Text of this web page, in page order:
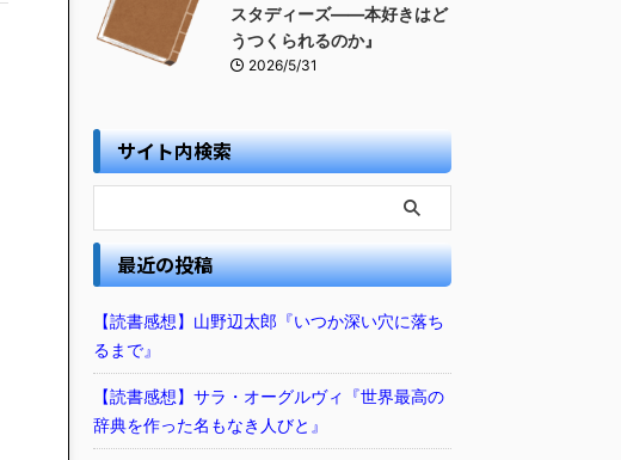
スタディーズ――本好きはど
うつくられるのか』
2026/5/31
サイト内検索
最近の投稿
【読書感想】山野辺太郎『いつか深い穴に落ち
るまで』
【読書感想】サラ・オーグルヴィ『世界最高の
辞典を作った名もなき人びと』